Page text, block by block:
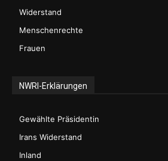
Widerstand
Menschenrechte
Frauen
NWRI-Erklärungen
Gewählte Präsidentin
Irans Widerstand
Inland